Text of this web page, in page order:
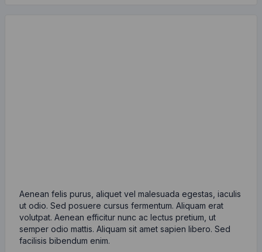
Aenean felis purus, aliquet vel malesuada egestas, iaculis
ut odio. Sed posuere cursus fermentum. Aliquam erat
volutpat. Aenean efficitur nunc ac lectus pretium, ut
semper odio mattis. Aliquam sit amet sapien libero. Sed
facilisis bibendum enim.